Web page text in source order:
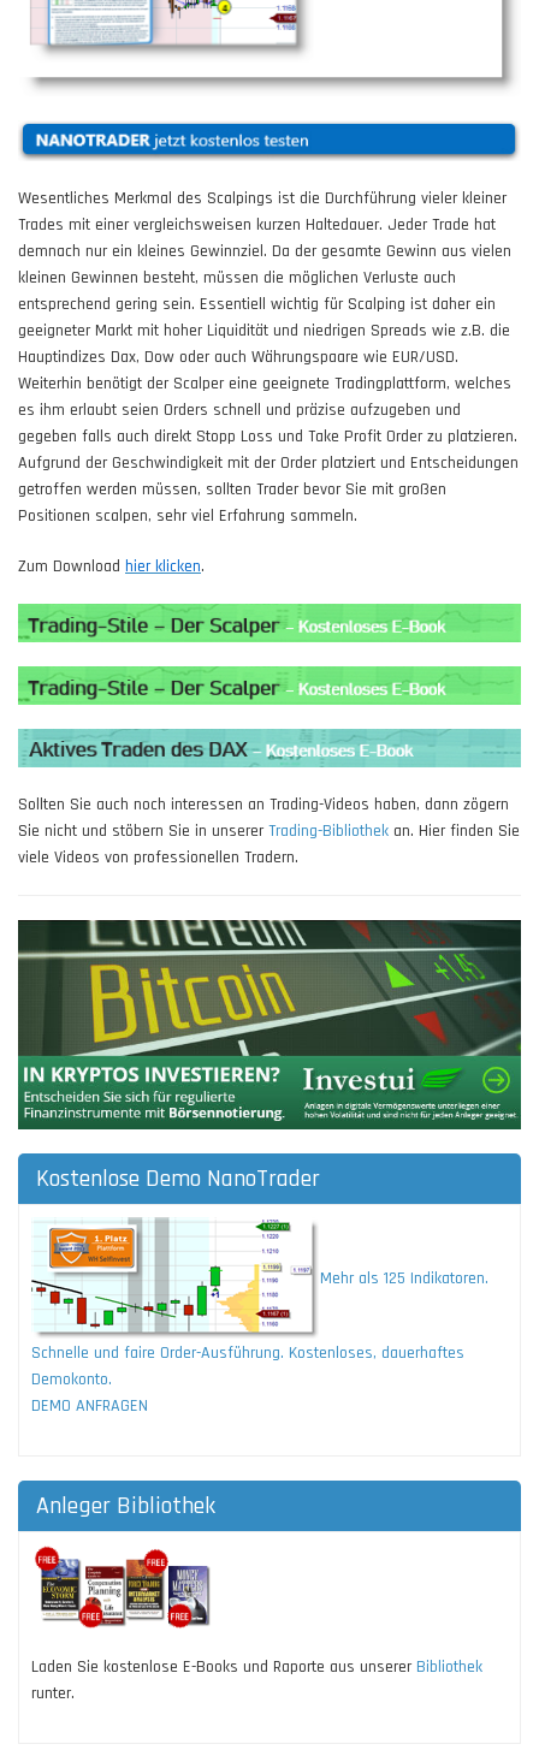
Wesentliches Merkmal des Scalpings ist die Durchführung vieler kleiner
Trades mit einer vergleichsweisen kurzen Haltedauer. Jeder Trade hat
demnach nur ein kleines Gewinnziel. Da der gesamte Gewinn aus vielen
kleinen Gewinnen besteht, müssen die möglichen Verluste auch
entsprechend gering sein. Essentiell wichtig für Scalping ist daher ein
geeigneter Markt mit hoher Liquidität und niedrigen Spreads wie z.B. die
Hauptindizes Dax, Dow oder auch Währungspaare wie EUR/USD.
Weiterhin benötigt der Scalper eine geeignete Tradingplattform, welches
es ihm erlaubt seien Orders schnell und präzise aufzugeben und
gegeben falls auch direkt Stopp Loss und Take Profit Order zu platzieren.
Aufgrund der Geschwindigkeit mit der Order platziert und Entscheidungen
getroffen werden müssen, sollten Trader bevor Sie mit großen
Positionen scalpen, sehr viel Erfahrung sammeln.
Zum Download hier klicken.
Sollten Sie auch noch interessen an Trading-Videos haben, dann zögern
Sie nicht und stöbern Sie in unsererTrading-Bibliothek an. Hier finden Sie
viele Videos von professionellen Tradern.
Kostenlose Demo NanoTrader
Mehr als 125 Indikatoren.
Schnelle und faire Order-Ausführung. Kostenloses, dauerhaftes
Demokonto.
DEMO ANFRAGEN
Anleger Bibliothek
Laden Sie kostenlose E-Books und Raporte aus unserer Bibliothek
runter.